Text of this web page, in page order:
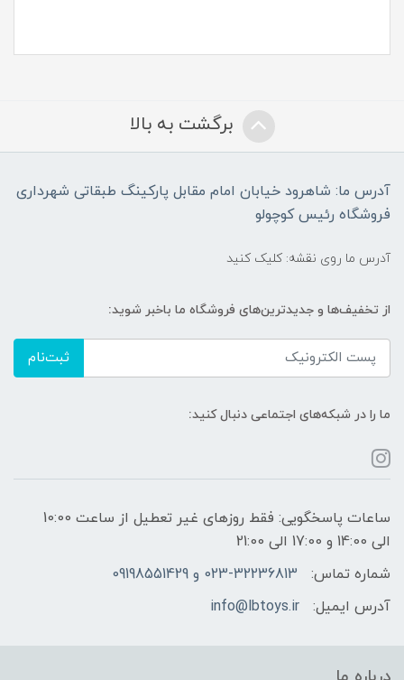
برگشت به بالا
آدرس ما: شاهرود خیابان امام مقابل پارکینگ طبقاتی شهرداری
فروشگاه رئیس کوچولو
آدرس ما روی نقشه: کلیک کنید
از تخفیف‌ها و جدیدترین‌های فروشگاه ما باخبر شوید:
ثبت‌نام
ما را در شبکه‌های اجتماعی دنبال کنید:
ساعات پاسخگویی: فقط روزهای غیر تعطیل از ساعت 10:00
الی 14:00 و 17:00 الی 21:00
شماره تماس:
023-32236813 و 09198551429
آدرس ایمیل:
info@lbtoys.ir